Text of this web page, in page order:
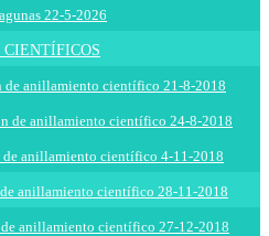
22-5-2026
de anillamiento científico 21-8-2018
de anillamiento científico 24-8-2018
de anillamiento científico 4-11-2018
anillamiento científico 28-11-2018
anillamiento científico 27-12-2018